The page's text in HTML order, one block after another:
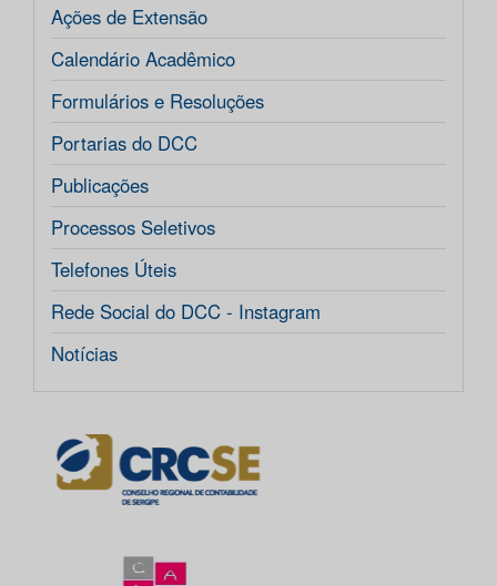
Ações de Extensão
Calendário Acadêmico
Formulários e Resoluções
Portarias do DCC
Publicações
Processos Seletivos
Telefones Úteis
Rede Social do DCC - Instagram
Notícias